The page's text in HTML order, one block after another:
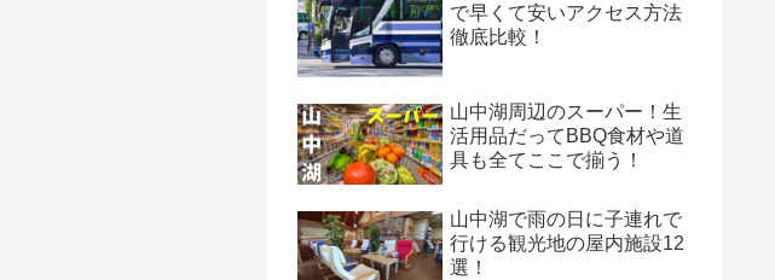
で早くて安いアクセス方法
徹底比較！
山中湖周辺のスーパー！生
活用品だってBBQ食材や道
具も全てここで揃う！
山中湖で雨の日に子連れで
行ける観光地の屋内施設12
選！